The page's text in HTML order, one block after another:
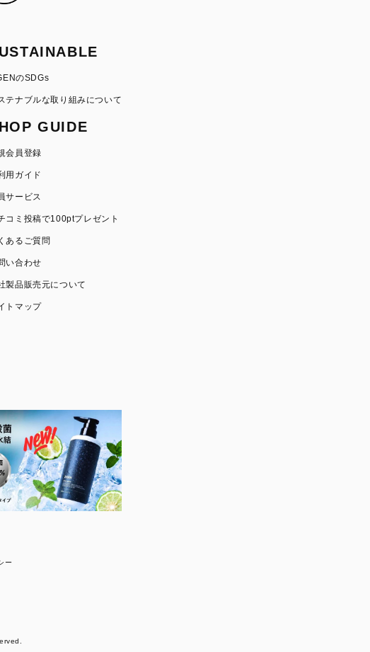
のSDGs
テナブルな取り組みについて
GUIDE
会員登録
用ガイド
サービス
コミ投稿で100ptプレゼント
あるご質問
い合わせ
製品販売元について
トマップ
ー